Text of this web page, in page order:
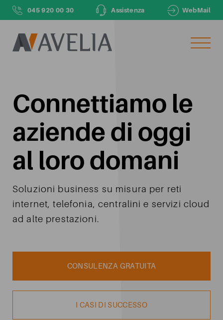
045 920 00 30 Assistenza WebMail
Connettiamo le
aziende di oggi
al loro domani
Soluzioni business su misura per reti
internet, telefonia, centralini e servizi cloud
ad alte prestazioni.
CONSULENZA GRATUITA
I CASI DI SUCCESSO
LASCIACI IL TUO NUMERO DI TELEFONO
Il tuo numero di telefono
Il tuo nome
Inviando dichiaro di aver letto e compreso le finalità e